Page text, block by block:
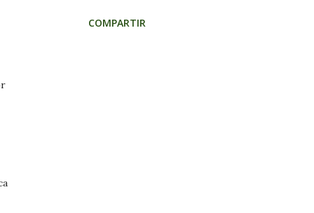
COMPARTIR